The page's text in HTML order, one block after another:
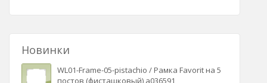
Новинки
WL01-Frame-05-pistachio / Рамка Favorit на 5
постов (фисташковый) a036591